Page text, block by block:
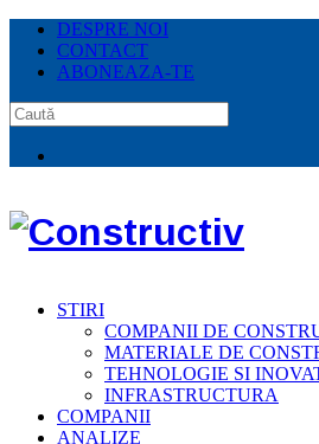
DESPRE NOI
CONTACT
ABONEAZA-TE
STIRI
COMPANII DE
MATERIALE DE
TEHNOLOGIE SI
INFRASTRUCTURA
COMPANII
ANALIZE